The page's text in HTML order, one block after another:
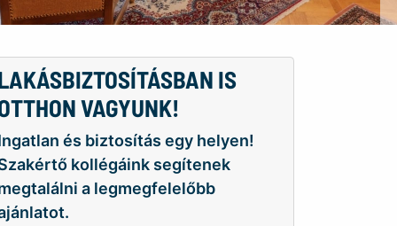
IS
VAGYUNK!
és biztosítás egy helyen!
kollégáink segítenek
a legmegfelelőbb